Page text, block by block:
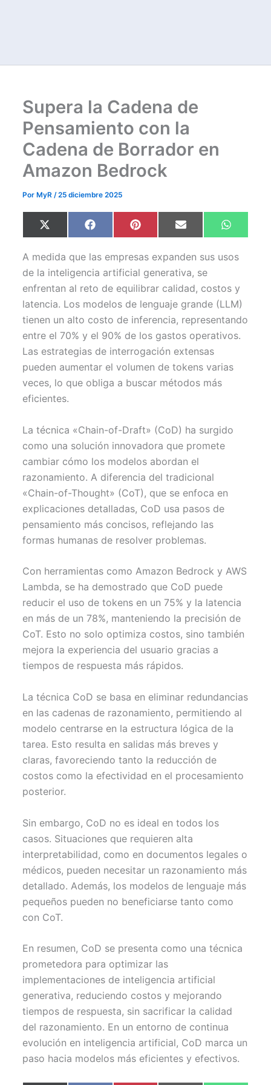
Supera la Cadena de
Pensamiento con la
Cadena de Borrador en
Amazon Bedrock
Por MyR/25 diciembre 2025
Compartir
en
X
(
w
i
t
t
e
)
Compartir
en
F
a
e
b
o
o
k
Compartir
en
P
i
t
e
e
s
Compartir
en
E
m
i
l
en
W
h
t
s
p
A medida que las empresas expanden sus usos
de la inteligencia artificial generativa, se
enfrentan al reto de equilibrar calidad, costos y
latencia. Los modelos de lenguaje grande (LLM)
tienen un alto costo de inferencia, representando
entre el 70% y el 90% de los gastos operativos.
Las estrategias de interrogación extensas
pueden aumentar el volumen de tokens varias
veces, lo que obliga a buscar métodos más
eficientes.
La técnica «Chain-of-Draft» (CoD) ha surgido
como una solución innovadora que promete
cambiar cómo los modelos abordan el
razonamiento. A diferencia del tradicional
«Chain-of-Thought» (CoT), que se enfoca en
explicaciones detalladas, CoD usa pasos de
pensamiento más concisos, reflejando las
formas humanas de resolver problemas.
Con herramientas como Amazon Bedrock y AWS
Lambda, se ha demostrado que CoD puede
reducir el uso de tokens en un 75% y la latencia
en más de un 78%, manteniendo la precisión de
CoT. Esto no solo optimiza costos, sino también
mejora la experiencia del usuario gracias a
tiempos de respuesta más rápidos.
La técnica CoD se basa en eliminar redundancias
en las cadenas de razonamiento, permitiendo al
modelo centrarse en la estructura lógica de la
tarea. Esto resulta en salidas más breves y
claras, favoreciendo tanto la reducción de
costos como la efectividad en el procesamiento
posterior.
Sin embargo, CoD no es ideal en todos los
casos. Situaciones que requieren alta
interpretabilidad, como en documentos legales o
médicos, pueden necesitar un razonamiento más
detallado. Además, los modelos de lenguaje más
pequeños pueden no beneficiarse tanto como
con CoT.
En resumen, CoD se presenta como una técnica
prometedora para optimizar las
implementaciones de inteligencia artificial
generativa, reduciendo costos y mejorando
tiempos de respuesta, sin sacrificar la calidad
del razonamiento. En un entorno de continua
evolución en inteligencia artificial, CoD marca un
paso hacia modelos más eficientes y efectivos.